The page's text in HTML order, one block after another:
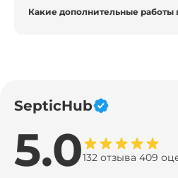
Какие дополнительные работы
SepticHub
5.0132 отзыва 409